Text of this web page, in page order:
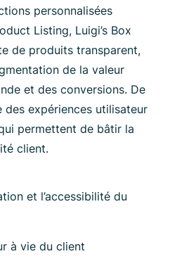
personnalisées
Listing, Luigi’s Box
de produits transparent,
de la valeur
et des conversions. De
expériences utilisateur
permettent de bâtir la
client.
et l’accessibilité du
à vie du client